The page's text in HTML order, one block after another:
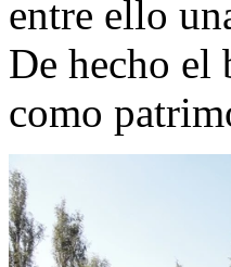
entre ello
De hecho el
como